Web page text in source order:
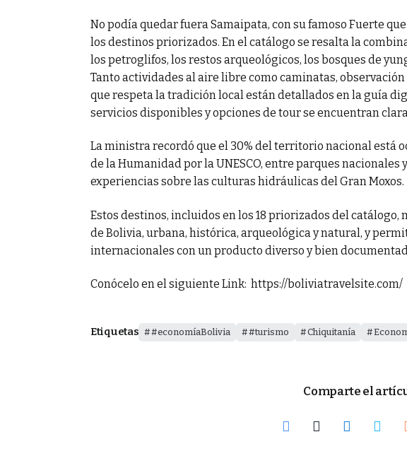
No podía quedar fuera Samaipata, con su famoso Fuerte
los destinos priorizados. En el catálogo se resalta la
los petroglifos, los restos arqueológicos, los bosques de
Tanto actividades al aire libre como caminatas,
que respeta la tradición local están detallados en la guía
servicios disponibles y opciones de tour se encuentran
La ministra recordó que el 30% del territorio nacional está
de la Humanidad por la UNESCO, entre parques
experiencias sobre las culturas hidráulicas del Gran Moxos.
Estos destinos, incluidos en los 18 priorizados del
de Bolivia, urbana, histórica, arqueológica y natural, y
internacionales con un producto diverso y bien
Conócelo en el siguiente Link: https://boliviatravelsite.com/
Etiquetas #economíaBolivia #turismo Chiquitanía
Comparte el